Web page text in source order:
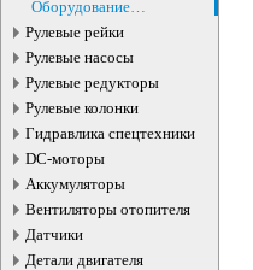
Оборудование
турбокомпрессоров
Рулевые рейки
Рулевые насосы
Рулевые редукторы
Рулевые колонки
Гидравлика спецтехники
DC-моторы
Аккумуляторы
Вентиляторы отопителя
Датчики
Детали двигателя